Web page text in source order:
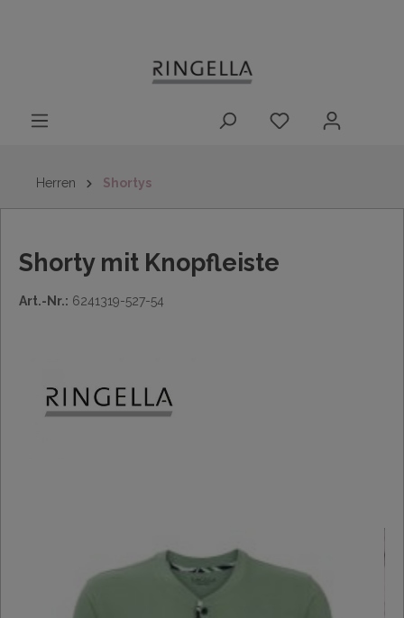
Herren Shortys
Shorty mit Knopfleiste
Art.-Nr.: 6241319-527-54